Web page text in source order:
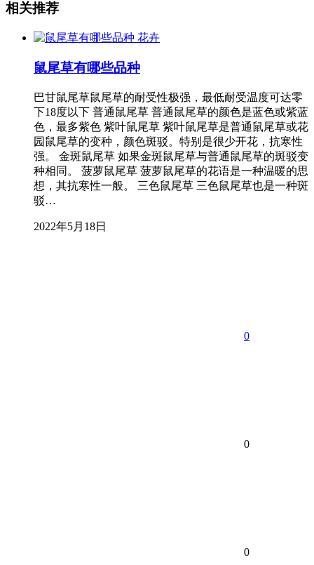
相关推荐
花卉
鼠尾草有哪些品种
巴甘鼠尾草鼠尾草的耐受性极强，最低耐受温度可达零
下18度以下 普通鼠尾草 普通鼠尾草的颜色是蓝色或紫蓝
色，最多紫色 紫叶鼠尾草 紫叶鼠尾草是普通鼠尾草或花
园鼠尾草的变种，颜色斑驳。特别是很少开花，抗寒性
强。 金斑鼠尾草 如果金斑鼠尾草与普通鼠尾草的斑驳变
种相同。 菠萝鼠尾草 菠萝鼠尾草的花语是一种温暖的思
想，其抗寒性一般。 三色鼠尾草 三色鼠尾草也是一种斑
驳…
2022年5月18日
0
0
0